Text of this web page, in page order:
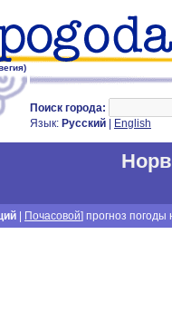
Поиск города:
Язык: Русский English
Почасовой] прогноз погоды